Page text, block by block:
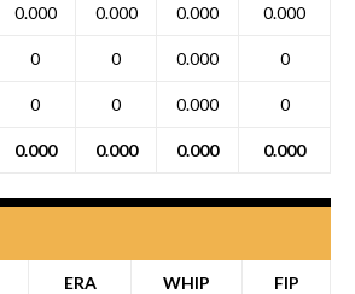
0.000 0.000 0.000 0.000
0 0 0.000 0
0 0 0.000 0
0.000 0.000 0.000 0.000
ERA WHIP FIP